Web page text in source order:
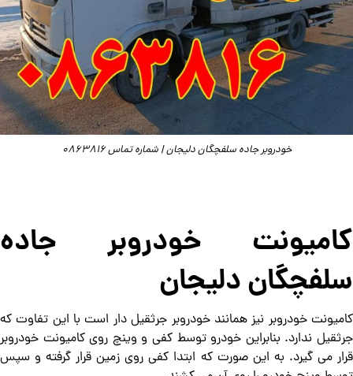
خودروبر جاده سلفچگان دلیجان | شماره تماس 0863816
کامیونت خودروبر جاده
سلفچگان دلیجان
کامیونت خودروبر نیز همانند خودروبر جرثقیل دار است با این تفاوت که
جرثقیل ندارد. بنابراین خودرو توسط کفی و وینچ روی کامیونت خودروبر
قرار می گیرد. به این صورت که ابتدا کفی روی زمین قرار گرفته و سپس